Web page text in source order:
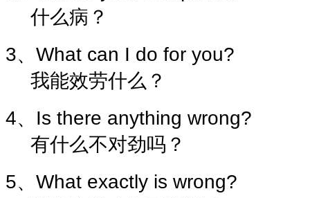
什么病？
3、What can I do for you?
我能效劳什么？
4、Is there anything wrong?
有什么不对劲吗？
5、What exactly is wrong?